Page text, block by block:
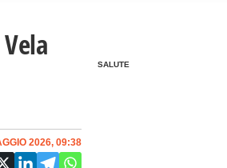
2026, 09:38
SALUTE